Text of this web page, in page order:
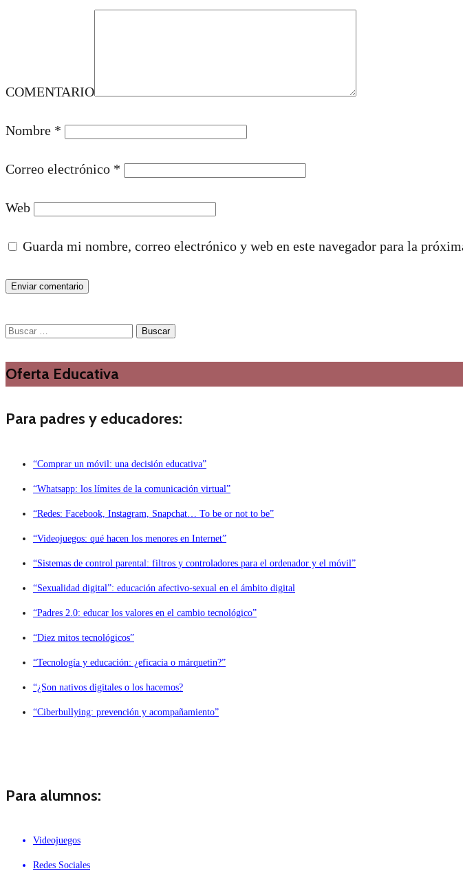
COMENTARIO
Nombre *
Correo electrónico *
Web
Guarda mi nombre, correo electrónico y web en este navegador para la
Buscar:
Oferta Educativa
Para padres y educadores:
“Comprar un móvil: una decisión educativa”
“Whatsapp: los límites de la comunicación virtual”
“Redes: Facebook, Instagram, Snapchat… To be or not to be”
“Videojuegos: qué hacen los menores en Internet”
“Sistemas de control parental: filtros y controladores para el ordenador y el móvil”
“Sexualidad digital”: educación afectivo-sexual en el ámbito digital
“Padres 2.0: educar los valores en el cambio tecnológico”
“Diez mitos tecnológicos”
“Tecnología y educación: ¿eficacia o márquetin?”
“¿Son nativos digitales o los hacemos?
“Ciberbullying: prevención y acompañamiento”
Para alumnos:
Videojuegos
Redes Sociales